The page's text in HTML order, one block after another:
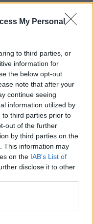
My Personal
to third parties, or
information for
the below opt-out
note that after your
continue seeing
information utilized by
to third parties prior to
out of the further
by third parties on the
This information may
on the IAB’s List of
disclose it to other
trimis în
în serviciu:
de el”